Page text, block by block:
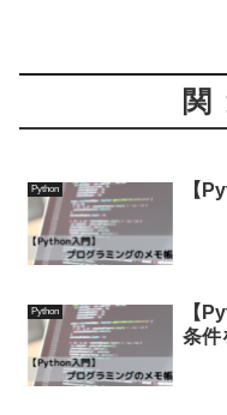
Python 【
Python
【
条件